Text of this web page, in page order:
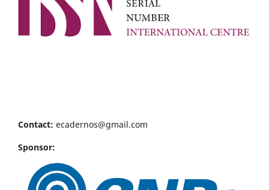
Contact: ecadernos@gmail.com
Sponsor: